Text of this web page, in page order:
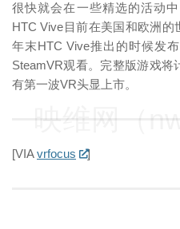
很快就会在一些精选的活动
HTC Vive目前在美国和欧洲
年末HTC Vive推出的时候发
SteamVR观看。完整版游戏将
有第一波VR头显上市。
[VIAvrfocus ]
映维网（